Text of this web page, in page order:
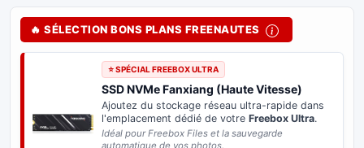
🔥 SÉLECTION BONS PLANS FREENAUTES
⭐ SPÉCIAL FREEBOX ULTRA
SSD NVMe Fanxiang (Haute Vitesse)
Ajoutez du stockage réseau ultra-rapide dans
l'emplacement dédié de votre Freebox Ultra.
Idéal pour Freebox Files et la sauvegarde